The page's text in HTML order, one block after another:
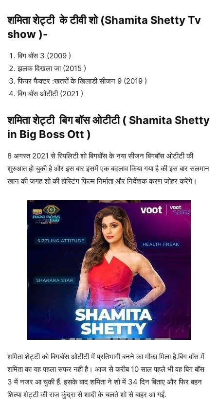
शमिता शेट्टी के टीवी शो (Shamita Shetty Tv
show )-
बिग बॉस 3 (2009 )
झलक दिखला जा (2015 )
फियर फैक्टर :खतरों के खिलाडी सीजन 9 (2019 )
बिग बॉस ओटीटी (2021 )
शमिता शेट्टी बिग बॉस ओटीटी ( Shamita Shetty
in Big Boss Ott )
8 अगस्त 2021 से रियलिटी शो बिगबॉस के नया सीजन बिगबॉस ओटीटी की
शुरुआत हो चुकी है और इस बार इसमें एक बदलाव किया गया है की इस बार सलमान
खान की जगह शो की होस्टिंग फिल्म निर्माता और निर्देशक करण जोहर करेंगे।
शमिता शेट्टी को बिगबॉस ओटीटी में प्रतिभागी बनने का मौका मिला है.बिग बॉस में
शमिता का यह पहला सफर नहीं है। आज से करीब 10 साल पहले भी वह बिग बॉस
3 में नजर आ चुकी हैं. इसके बाद शमिता ने शो में 34 दिन बिताए और फिर बहन
शिल्पा शेट्टी की राज कुंद्रा से शादी के चलते शो से बाहर आ गईं.